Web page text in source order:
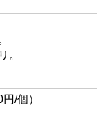
。
/個）